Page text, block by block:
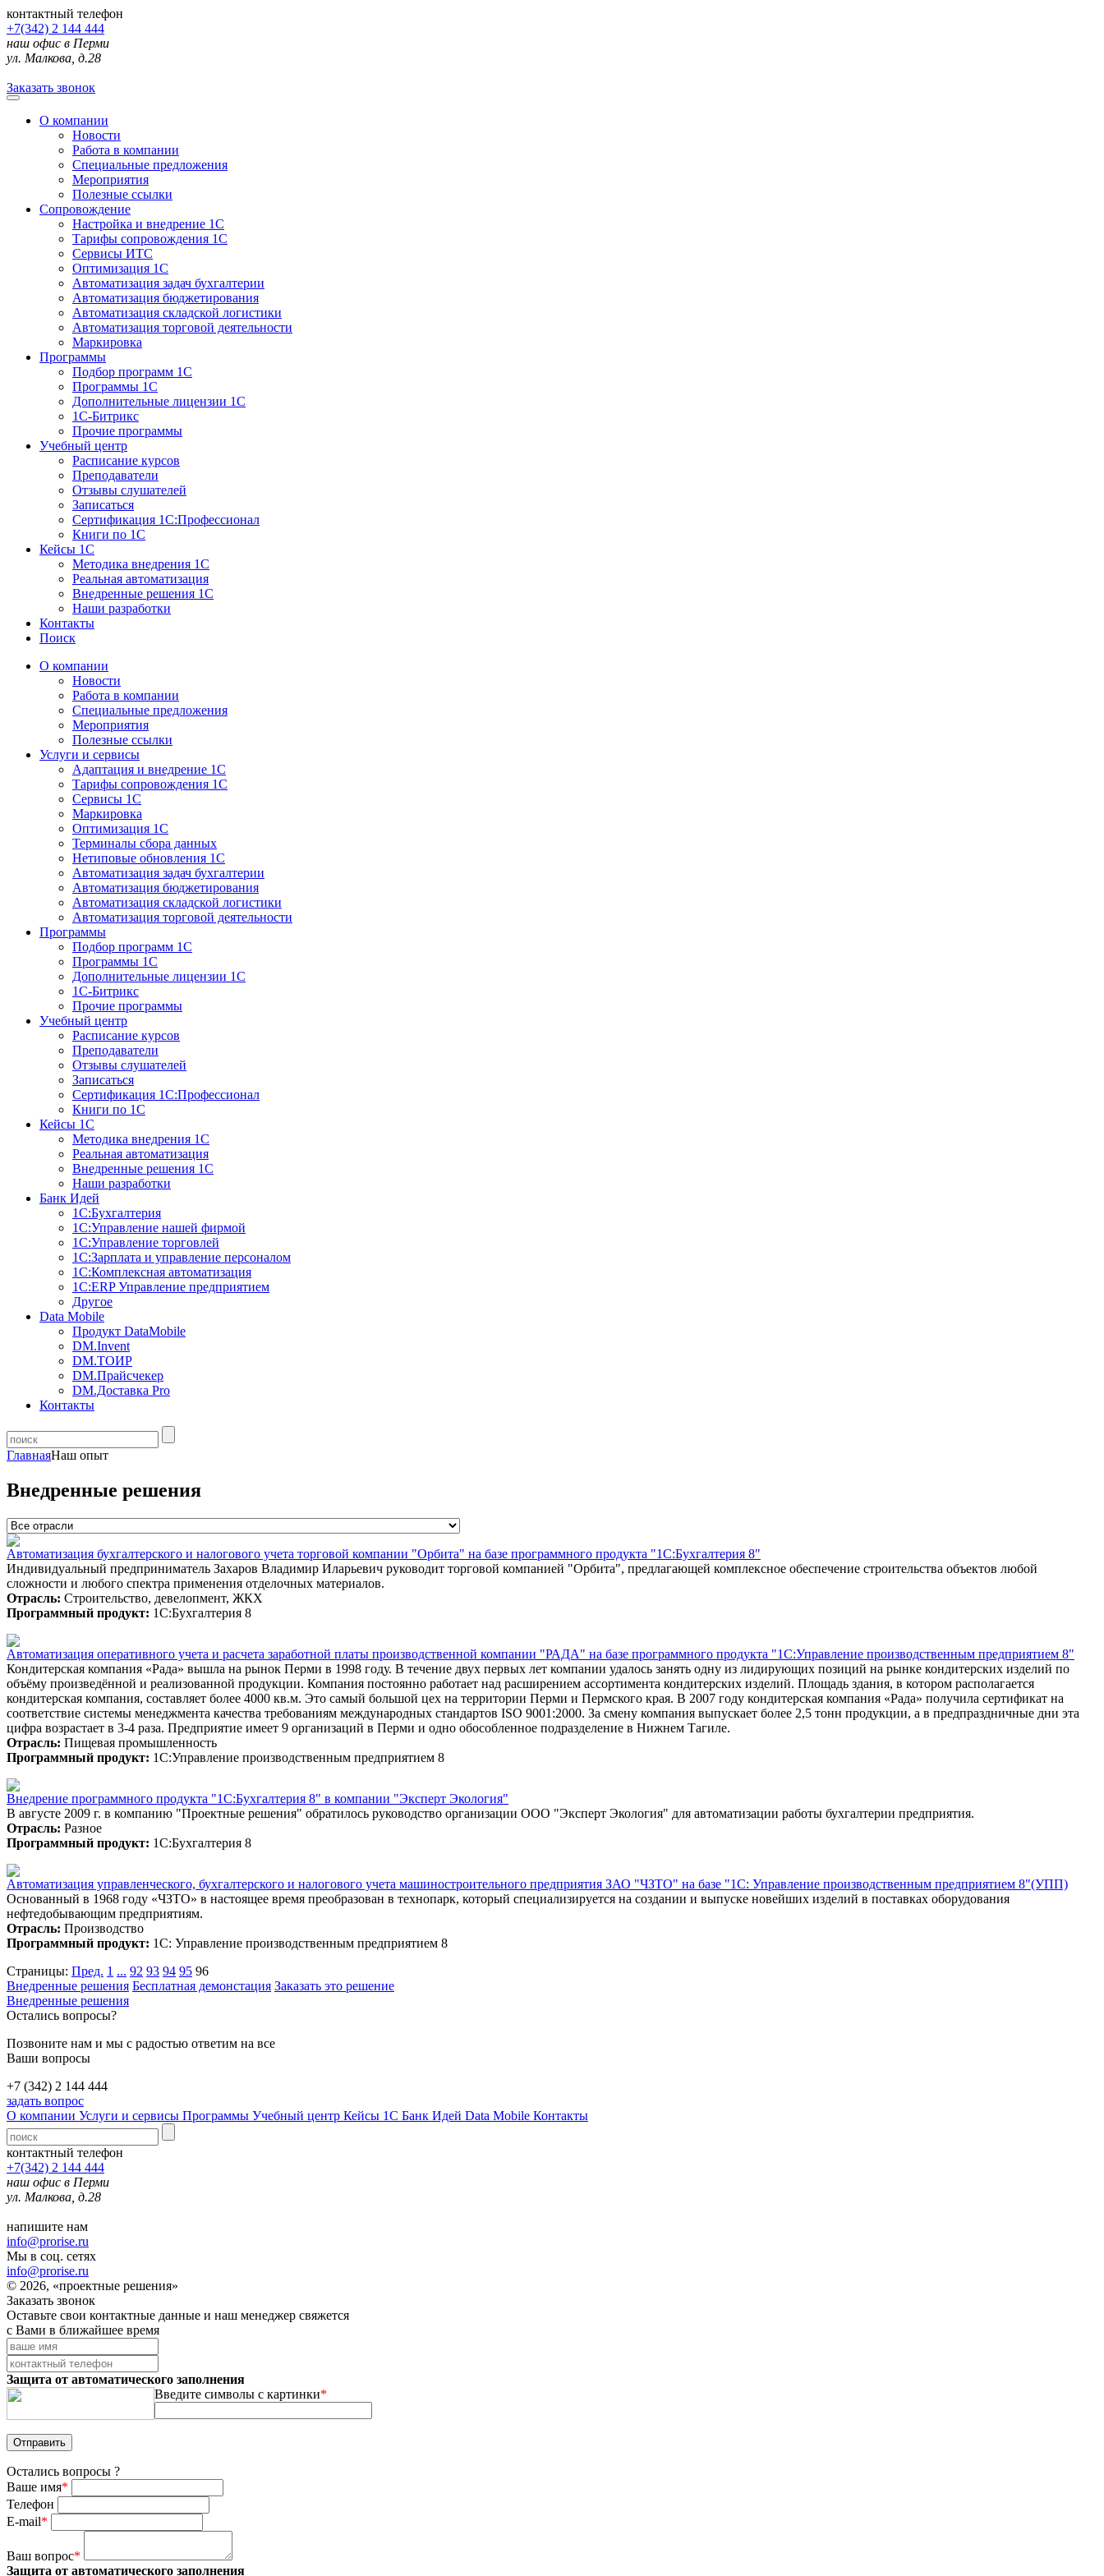
контактный телефон
+7(342) 2 144 444
наш офис в Перми
ул. Малкова, д.28
Заказать звонок
О компании
Новости
Работа в компании
Специальные предложения
Мероприятия
Полезные ссылки
Сопровождение
Настройка и внедрение 1С
Тарифы сопровождения 1С
Сервисы ИТС
Оптимизация 1С
Автоматизация задач бухгалтерии
Автоматизация бюджетирования
Автоматизация складской логистики
Автоматизация торговой деятельности
Маркировка
Программы
Подбор программ 1С
Программы 1С
Дополнительные лицензии 1С
1С-Битрикс
Прочие программы
Учебный центр
Расписание курсов
Преподаватели
Отзывы слушателей
Записаться
Сертификация 1С:Профессионал
Книги по 1С
Кейсы 1С
Методика внедрения 1С
Реальная автоматизация
Внедренные решения 1С
Наши разработки
Контакты
Поиск
О компании
Новости
Работа в компании
Специальные предложения
Мероприятия
Полезные ссылки
Услуги и сервисы
Адаптация и внедрение 1С
Тарифы сопровождения 1С
Сервисы 1С
Маркировка
Оптимизация 1С
Терминалы сбора данных
Нетиповые обновления 1С
Автоматизация задач бухгалтерии
Автоматизация бюджетирования
Автоматизация складской логистики
Автоматизация торговой деятельности
Программы
Подбор программ 1С
Программы 1С
Дополнительные лицензии 1С
1С-Битрикс
Прочие программы
Учебный центр
Расписание курсов
Преподаватели
Отзывы слушателей
Записаться
Сертификация 1С:Профессионал
Книги по 1С
Кейсы 1С
Методика внедрения 1С
Реальная автоматизация
Внедренные решения 1С
Наши разработки
Банк Идей
1С:Бухгалтерия
1С:Управление нашей фирмой
1С:Управление торговлей
1С:Зарплата и управление персоналом
1С:Комплексная автоматизация
1С:ERP Управление предприятием
Другое
Data Mobile
Продукт DataMobile
DM.Invent
DM.ТОИР
DM.Прайсчекер
DM.Доставка Pro
Контакты
ГлавнаяНаш опыт
Внедренные решения
Автоматизация бухгалтерского и налогового учета торговой компании "Орбита" на базе программного продукта "1С:Бухгалтерия 8"
Индивидуальный предприниматель Захаров Владимир Иларьевич руководит торговой компанией "Орбита", предлагающей комплексное обеспечение строительства объектов любой
сложности и любого спектра применения отделочных материалов.
Отрасль: Строительство, девелопмент, ЖКХ
Программный продукт: 1С:Бухгалтерия 8
Автоматизация оперативного учета и расчета заработной платы производственной компании "РАДА" на базе программного продукта "1С:Управление производственным предприятием 8"
Кондитерская компания «Рада» вышла на рынок Перми в 1998 году. В течение двух первых лет компании удалось занять одну из лидирующих позиций на рынке кондитерских изделий по
объёму произведённой и реализованной продукции. Компания постоянно работает над расширением ассортимента кондитерских изделий. Площадь здания, в котором располагается
кондитерская компания, составляет более 4000 кв.м. Это самый большой цех на территории Перми и Пермского края. В 2007 году кондитерская компания «Рада» получила сертификат на
соответствие системы менеджмента качества требованиям международных стандартов ISO 9001:2000. За смену компания выпускает более 2,5 тонн продукции, а в предпраздничные дни эта
цифра возрастает в 3-4 раза. Предприятие имеет 9 организаций в Перми и одно обособленное подразделение в Нижнем Тагиле.
Отрасль: Пищевая промышленность
Программный продукт: 1С:Управление производственным предприятием 8
Внедрение программного продукта "1С:Бухгалтерия 8" в компании "Эксперт Экология"
В августе 2009 г. в компанию "Проектные решения" обратилось руководство организации ООО "Эксперт Экология" для автоматизации работы бухгалтерии предприятия.
Отрасль: Разное
Программный продукт: 1С:Бухгалтерия 8
Автоматизация управленческого, бухгалтерского и налогового учета машиностроительного предприятия ЗАО "ЧЗТО" на базе "1С: Управление производственным предприятием 8"(УПП)
Основанный в 1968 году «ЧЗТО» в настоящее время преобразован в технопарк, который специализируется на создании и выпуске новейших изделий в поставках оборудования
нефтедобывающим предприятиям.
Отрасль: Производство
Программный продукт: 1С: Управление производственным предприятием 8
Страницы: Пред. 1 ... 92 93 94 95 96
Внедренные решения Бесплатная демонстация Заказать это решение
Внедренные решения
Остались вопросы?
Позвоните нам и мы с радостью ответим на все
Ваши вопросы
+7 (342) 2 144 444
задать вопрос
О компании Услуги и сервисы Программы Учебный центр Кейсы 1С Банк Идей Data Mobile Контакты
контактный телефон
+7(342) 2 144 444
наш офис в Перми
ул. Малкова, д.28
напишите нам
info@prorise.ru
Мы в соц. сетях
info@prorise.ru
© 2026, «проектные решения»
Заказать звонок
Оставьте свои контактные данные и наш менеджер свяжется
с Вами в ближайшее время
Защита от автоматического заполнения
Введите символы с картинки*
Остались вопросы ?
Ваше имя*
Телефон
E-mail*
Ваш вопрос*
Защита от автоматического заполнения